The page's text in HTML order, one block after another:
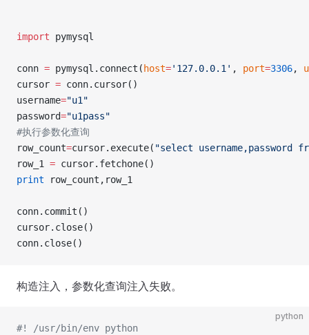
import pymysql
conn = pymysql.connect( host='127.0.0.1' , port=3306,
cursor = conn.cursor()
username="u1"
password="u1pass"
#执行参数化查询
row_count=cursor.execute( "select username,password
row_1 = cursor.fetchone()
print row_count,row_1
conn.commit()
cursor.close()
conn.close()
构造注入，参数化查询注入失败。
python
#! /usr/bin/env python